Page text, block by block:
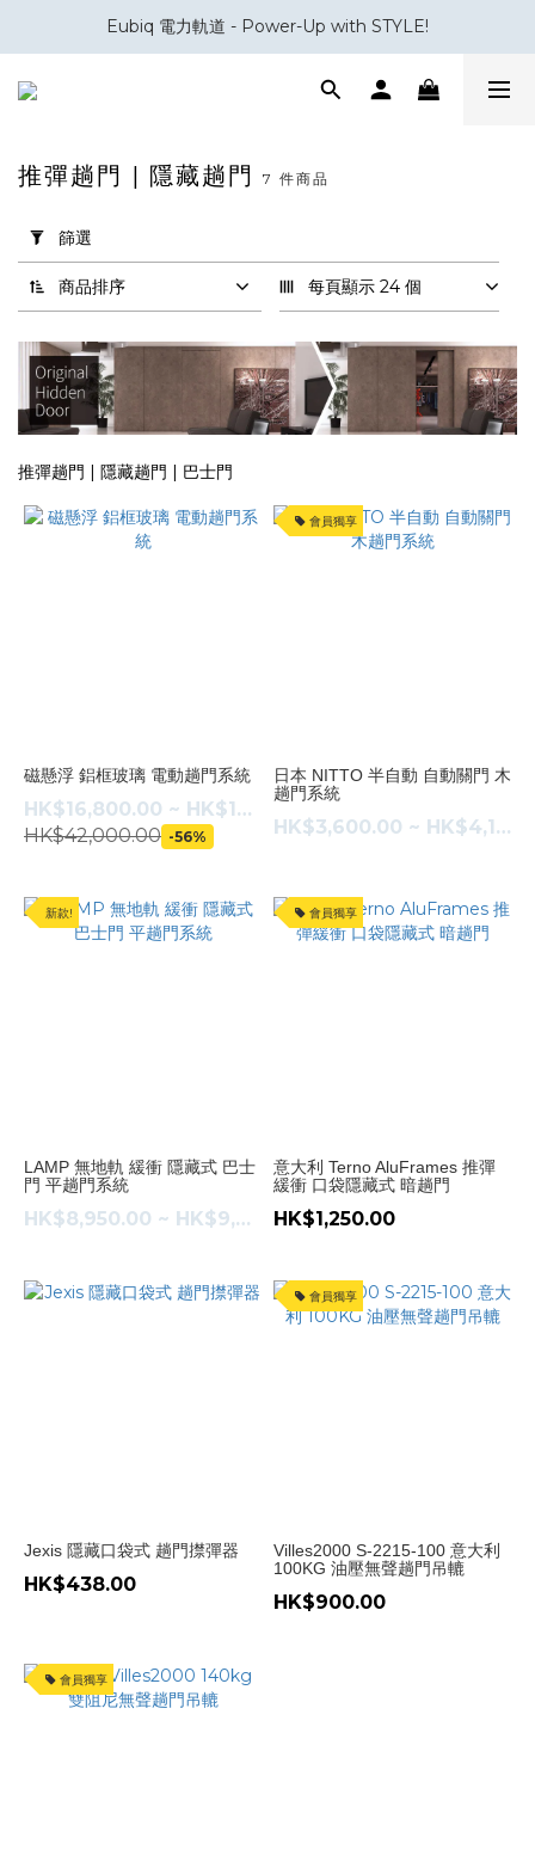
室內設計與裝修五金專家｜你設計，我補位。
Eubiq 電力軌道 - Power-Up with STYLE!
室內設計與裝修五金專家｜你設計，我補位。
用
篩
選
(0/20)
品
牌
(2)
Jexis
(1)
趟
門
式
無
門
(4)
緩
日
本
意
大
推彈趟門 | 隱藏趟門 7 件商品
篩選
商品排序 每頁顯示 24 個
推彈趟門 | 隱藏趟門 | 巴士門
磁懸浮 鋁框玻璃 電動趟門系統
HK$16,800.00 ~ HK$18,800.00
HK$42,000.00 -56%
會員獨享
日本 NITTO 半自動 自動關門 木
趟門系統
HK$3,600.00 ~ HK$4,140.00
新款!
LAMP 無地軌 緩衝 隱藏式 巴士
門 平趟門系統
HK$8,950.00 ~ HK$9,600.00
會員獨享
意大利 Terno AluFrames 推彈
緩衝 口袋隱藏式 暗趟門
HK$1,250.00
Jexis 隱藏口袋式 趟門㩒彈器
HK$438.00
會員獨享
Villes2000 S-2215-100 意大利
100KG 油壓無聲趟門吊轆
HK$900.00
會員獨享